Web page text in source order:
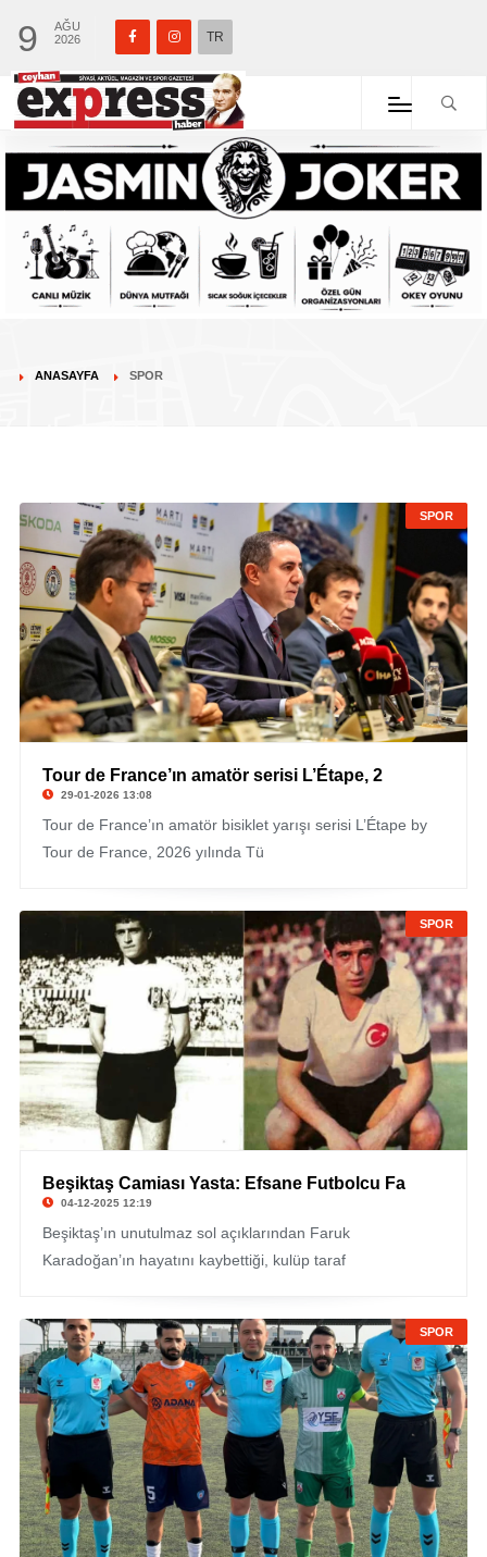
9
AĞU
2026
TR
ANASAYFA SPOR
SPOR
Tour de France’ın amatör serisi L’Étape, 2
29-01-2026 13:08
Tour de France’ın amatör bisiklet yarışı serisi L’Étape by
Tour de France, 2026 yılında Tü
SPOR
Beşiktaş Camiası Yasta: Efsane Futbolcu Fa
04-12-2025 12:19
Beşiktaş’ın unutulmaz sol açıklarından Faruk
Karadoğan’ın hayatını kaybettiği, kulüp taraf
SPOR